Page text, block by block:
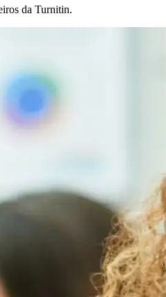
da Turnitin.